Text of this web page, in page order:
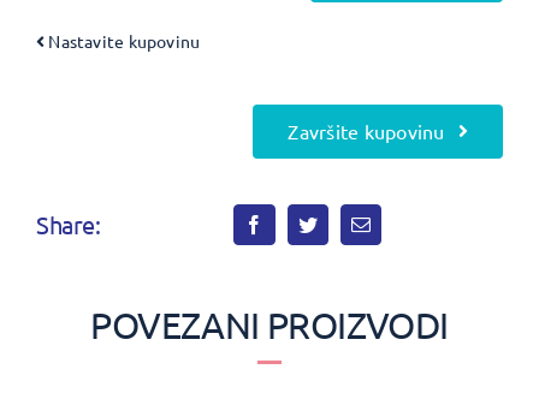
količina
Nastavite kupovinu
Završite kupovinu
Share:
POVEZANI PROIZVODI